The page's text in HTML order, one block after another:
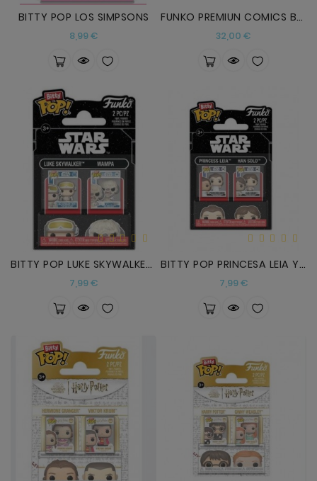
BITTY POP LOS SIMPSONS
8,99 €Precio
FUNKO PREMIUN COMICS BATMAN CON LUCES Y SONIDO
32,00 €
BITTY POP LUKE SKYWALKER Y WAMPA
7,99 €Precio
BITTY POP PRINCESA LEIA Y HAN SOLO
7,99 €Precio